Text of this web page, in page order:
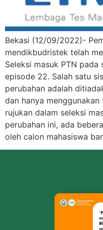
Bekasi (12/09/2022)-
mendikbudristek telah
Seleksi masuk PTN
episode 22. Salah satu
perubahan adalah
dan hanya
rujukan dalam seleksi
perubahan ini, ada
oleh calon mahasiswa